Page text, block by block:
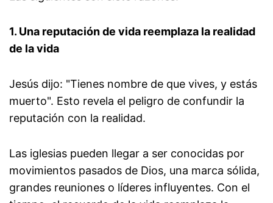
1. Una reputación de vida reemplaza la realidad
de la vida
Jesús dijo: "Tienes nombre de que vives, y estás
muerto". Esto revela el peligro de confundir la
reputación con la realidad.
Las iglesias pueden llegar a ser conocidas por
movimientos pasados de Dios, una marca sólida,
grandes reuniones o líderes influyentes. Con el